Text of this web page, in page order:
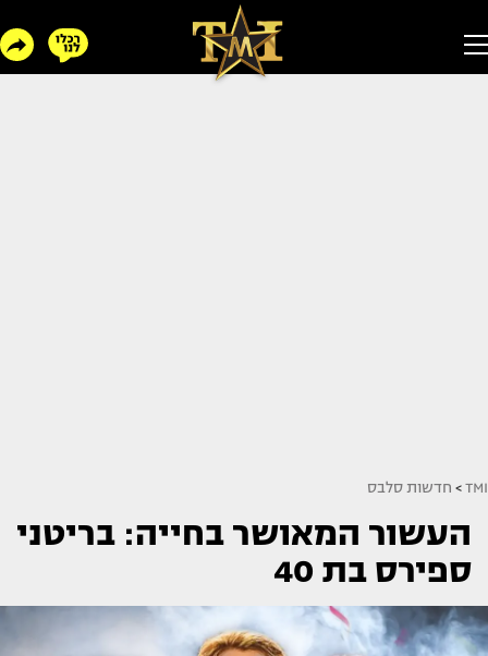
TMI
> חדשות סלבס
העשור המאושר בחייה: בריטני
ספירס בת 40